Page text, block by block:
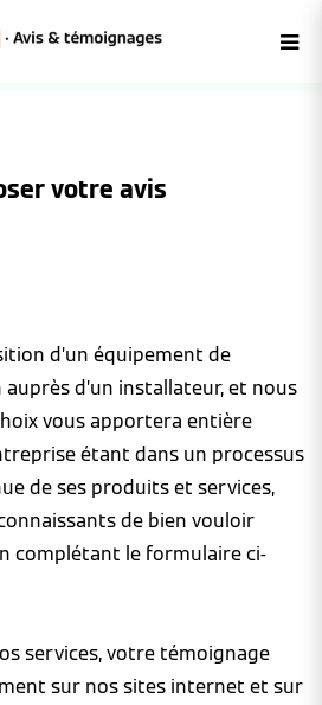
votre avis
d’un équipement de
d’un installateur, et nous
vous apportera entière
étant dans un processus
de ses produits et services,
de bien vouloir
complétant le formulaire ci-
services, votre témoignage
sur nos sites internet et sur